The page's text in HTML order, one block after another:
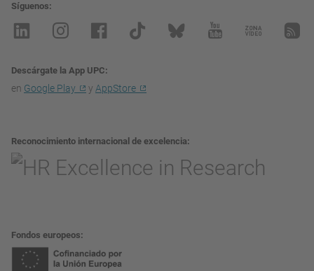
Síguenos
Descárgate la App UPC
en Google Play y AppStore
Reconocimiento internacional de excelencia
Fondos europeos